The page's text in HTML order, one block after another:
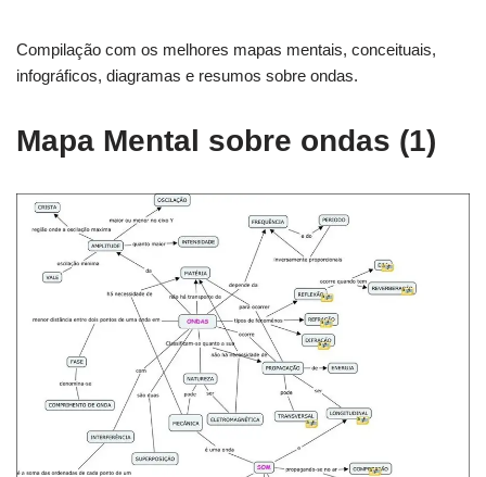
Compilação com os melhores mapas mentais, conceituais,
infográficos, diagramas e resumos sobre ondas.
Mapa Mental sobre ondas (1)